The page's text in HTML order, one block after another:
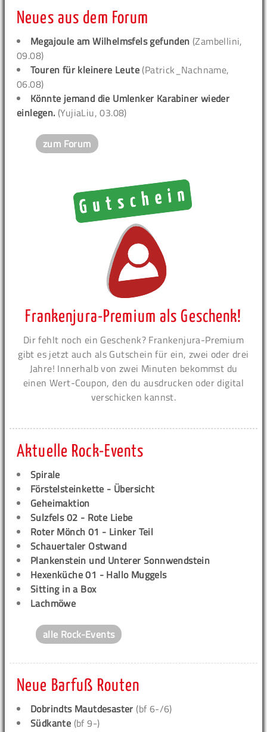
Neues aus dem Forum
Megajoule am Wilhelmsfels gefunden (Zambellini,
09.08)
Touren für kleinere Leute (Patrick_Nachname,
06.08)
Könnte jemand die Umlenker Karabiner wieder
einlegen. (YujiaLiu, 03.08)
zum Forum
Frankenjura-Premium als Geschenk!
Dir fehlt noch ein Geschenk? Frankenjura-Premium
gibt es jetzt auch als Gutschein für ein, zwei oder drei
Jahre! Innerhalb von zwei Minuten bekommst du
einen Wert-Coupon, den du ausdrucken oder digital
verschicken kannst.
Aktuelle Rock-Events
Spirale
Förstelsteinkette - Übersicht
Geheimaktion
Sulzfels 02 - Rote Liebe
Roter Mönch 01 - Linker Teil
Schauertaler Ostwand
Plankenstein und Unterer Sonnwendstein
Hexenküche 01 - Hallo Muggels
Sitting in a Box
Lachmöwe
alle Rock-Events
Neue Barfuß Routen
Dobrindts Mautdesaster (bf 6-/6)
Südkante (bf 9-)